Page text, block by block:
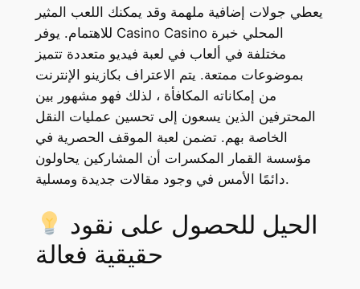
يعطي جولات إضافية ملهمة وقد يمكنك اللعب المثير
للاهتمام. يوفر Casino Casino المحلي خبرة
مختلفة في ألعاب في لعبة فيديو متعددة تتميز
بموضوعات ممتعة. يتم الاعتراف بكازينو الإنترنت
من إمكاناته المكافأة ، لذلك فهو مشهور بين
المحترفين الذين يسعون إلى تحسين عمليات النقل
الخاصة بهم. تضمن لعبة الموقف الحصرية في
مؤسسة القمار المكسرات أن المشاركين يحاولون
دائمًا الأمس في وجود مقالات جديدة ومسلية.
حقيقية فعالة